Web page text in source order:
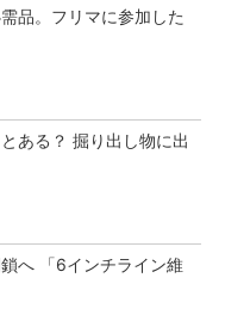
品。フリマに参加した
ある？ 掘り出し物に出
へ 「6インチライン維